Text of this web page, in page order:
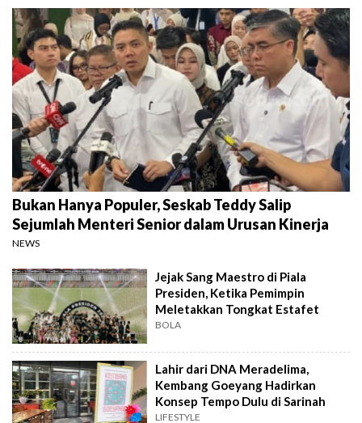
Bukan Hanya Populer, Seskab Teddy Salip
Sejumlah Menteri Senior dalam Urusan Kinerja
NEWS
Jejak Sang Maestro di Piala
Presiden, Ketika Pemimpin
Meletakkan Tongkat Estafet
BOLA
Lahir dari DNA Meradelima,
Kembang Goeyang Hadirkan
Konsep Tempo Dulu di Sarinah
LIFESTYLE